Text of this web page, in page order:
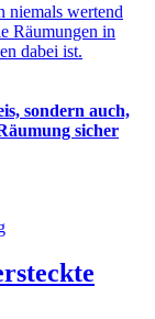
niemals wertend
Räumungen in
dabei ist.
sondern auch,
sicher